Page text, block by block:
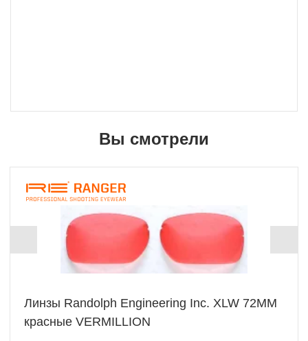
Вы смотрели
Линзы Randolph Engineering Inc. XLW 72MM
красные VERMILLION